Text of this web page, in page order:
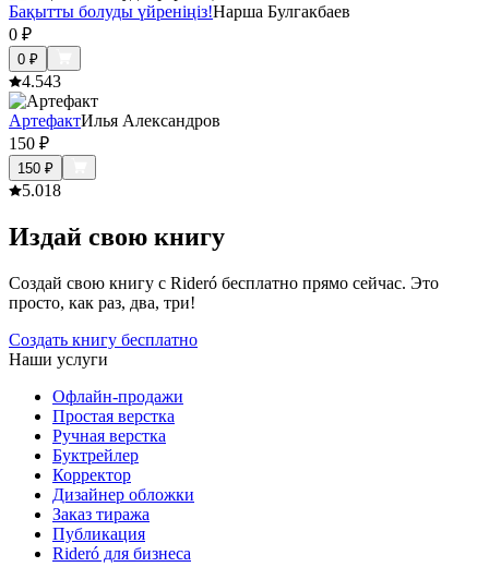
Бақытты болуды үйреніңіз!Нарша Булгакбаев
0 ₽
0 ₽
4.543
АртефактИлья Александров
150 ₽
150 ₽
5.018
Издай свою книгу
Создай свою книгу с Rideró бесплатно прямо сейчас. Это
просто, как раз, два, три!
Создать книгу бесплатно
Наши услуги
Офлайн-продажи
Простая верстка
Ручная верстка
Буктрейлер
Корректор
Дизайнер обложки
Заказ тиража
Публикация
Rideró для бизнеса